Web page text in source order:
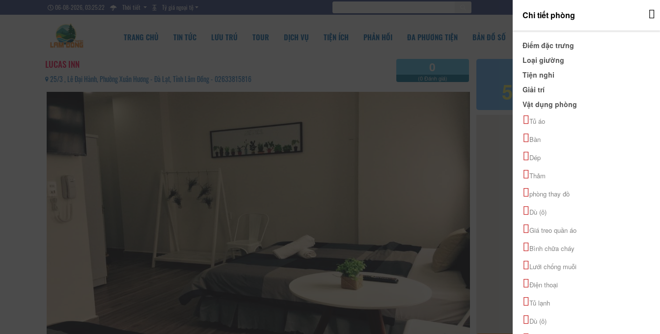
06-08-2026, 03:25:23 Thời tiết Tỷ giá ngoại tệ
TRANG CHỦ TIN TỨC LƯU TRÚ TOUR DỊCH VỤ TIỆN ÍCH PHẢN HỒI ĐA PHƯƠNG TIỆN BẢN ĐỒ SỐ
LUCAS INN
25/3 , Lê Đại Hành, Phường Xuân Hương - Đà Lạt, Tỉnh Lâm Đồng - 02633815816
0
(0 Đánh giá) 580.000 đ
Chi tiết phòng
Điểm đặc trưng
Loại giường
Tiện nghi
Giải trí
Vật dụng phòng
Tủ áo
Bàn
Dép
Thảm
phòng thay đồ
Dù (ô)
Giá treo quần áo
Bình chữa cháy
Lưới chống muỗi
Điện thoại
Tủ lạnh
Dù (ô)